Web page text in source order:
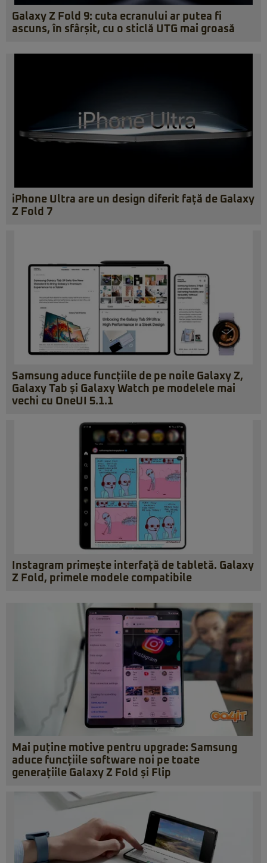
Galaxy Z Fold 9: cuta ecranului ar putea fi
ascuns, în sfârșit, cu o sticlă UTG mai groasă
iPhone Ultra are un design diferit față de Galaxy
Z Fold 7
Samsung aduce funcțiile de pe noile Galaxy Z,
Galaxy Tab și Galaxy Watch pe modelele mai
vechi cu OneUI 5.1.1
Instagram primește interfață de tabletă. Galaxy
Z Fold, primele modele compatibile
Mai puține motive pentru upgrade: Samsung
aduce funcțiile software noi pe toate
generațiile Galaxy Z Fold și Flip